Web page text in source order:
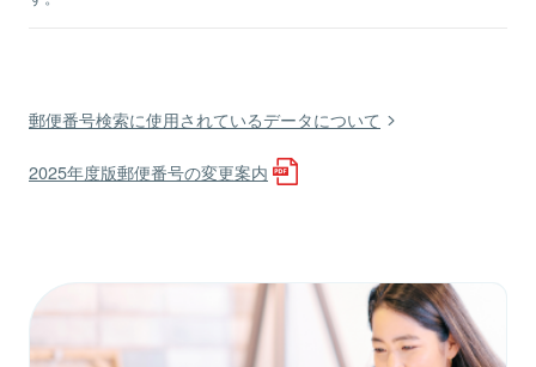
郵便番号検索に使用されているデータについて
2025年度版郵便番号の変更案内